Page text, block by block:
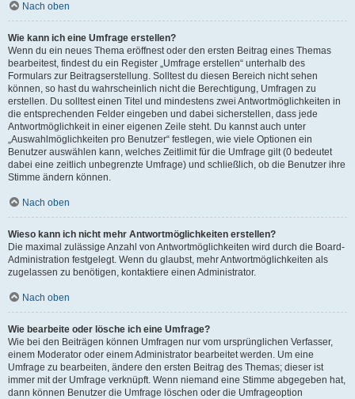
Nach oben
Wie kann ich eine Umfrage erstellen?
Wenn du ein neues Thema eröffnest oder den ersten Beitrag eines Themas
bearbeitest, findest du ein Register „Umfrage erstellen“ unterhalb des
Formulars zur Beitragserstellung. Solltest du diesen Bereich nicht sehen
können, so hast du wahrscheinlich nicht die Berechtigung, Umfragen zu
erstellen. Du solltest einen Titel und mindestens zwei Antwortmöglichkeiten in
die entsprechenden Felder eingeben und dabei sicherstellen, dass jede
Antwortmöglichkeit in einer eigenen Zeile steht. Du kannst auch unter
„Auswahlmöglichkeiten pro Benutzer“ festlegen, wie viele Optionen ein
Benutzer auswählen kann, welches Zeitlimit für die Umfrage gilt (0 bedeutet
dabei eine zeitlich unbegrenzte Umfrage) und schließlich, ob die Benutzer ihre
Stimme ändern können.
Nach oben
Wieso kann ich nicht mehr Antwortmöglichkeiten erstellen?
Die maximal zulässige Anzahl von Antwortmöglichkeiten wird durch die Board-
Administration festgelegt. Wenn du glaubst, mehr Antwortmöglichkeiten als
zugelassen zu benötigen, kontaktiere einen Administrator.
Nach oben
Wie bearbeite oder lösche ich eine Umfrage?
Wie bei den Beiträgen können Umfragen nur vom ursprünglichen Verfasser,
einem Moderator oder einem Administrator bearbeitet werden. Um eine
Umfrage zu bearbeiten, ändere den ersten Beitrag des Themas; dieser ist
immer mit der Umfrage verknüpft. Wenn niemand eine Stimme abgegeben hat,
dann können Benutzer die Umfrage löschen oder die Umfrageoption